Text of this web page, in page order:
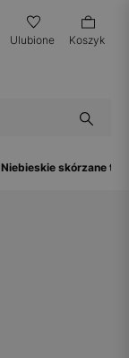
Ulubione Koszyk
Niebieskie skórzane